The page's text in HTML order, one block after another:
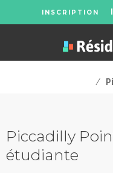
INSCRIPTION
/
Piccadilly
étudiante